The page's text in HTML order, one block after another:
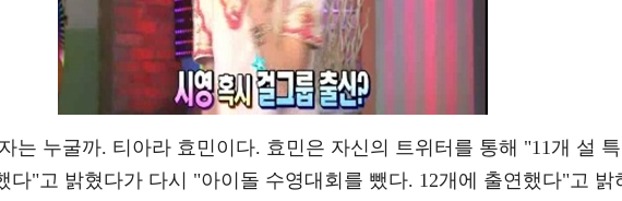
는 누굴까. 티아라 효민이다. 효민은 자신의 트위터를 통해 "11개 설
다"고 밝혔다가 다시 "아이돌 수영대회를 뺐다. 12개에 출연했다"고 밝